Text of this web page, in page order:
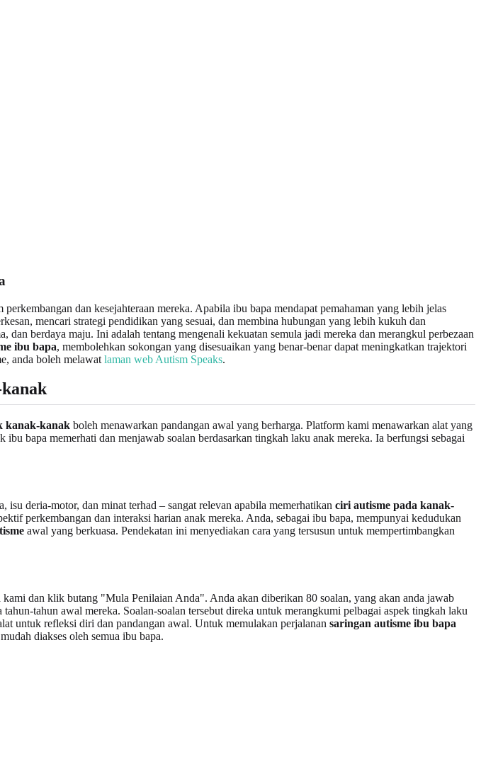
dan kesejahteraan mereka. Apabila ibu bapa mendapat pemahaman yang lebih jelas
mencari strategi pendidikan yang sesuai, dan membina hubungan yang lebih kukuh dan
berdaya maju. Ini adalah tentang mengenali kekuatan semula jadi mereka dan merangkul perbezaan
ibu bapa, membolehkan sokongan yang disesuaikan yang benar-benar dapat meningkatkan trajektori
anda boleh melawat laman web Autism Speaks.
kanak-kanak boleh menawarkan pandangan awal yang berharga. Platform kami menawarkan alat yang
bapa memerhati dan menjawab soalan berdasarkan tingkah laku anak mereka. Ia berfungsi sebagai
deria-motor, dan minat terhad – sangat relevan apabila memerhatikan ciri autisme pada kanak-
perkembangan dan interaksi harian anak mereka. Anda, sebagai ibu bapa, mempunyai kedudukan
awal yang berkuasa. Pendekatan ini menyediakan cara yang tersusun untuk mempertimbangkan
dan klik butang "Mula Penilaian Anda". Anda akan diberikan 80 soalan, yang akan anda jawab
tahun awal mereka. Soalan-soalan tersebut direka untuk merangkumi pelbagai aspek tingkah laku
untuk refleksi diri dan pandangan awal. Untuk memulakan perjalanan saringan autisme ibu bapa
diakses oleh semua ibu bapa.